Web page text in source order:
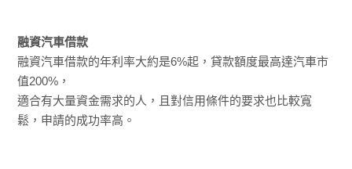
融資汽車借款
融資汽車借款的年利率大約是6%起，貸款額度最高達汽車市
值200%，
適合有大量資金需求的人，且對信用條件的要求也比較寬
鬆，申請的成功率高。